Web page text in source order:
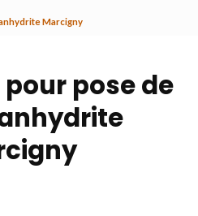
Marcigny
pose de